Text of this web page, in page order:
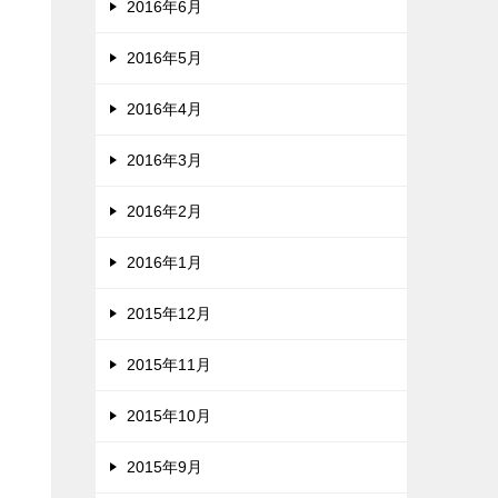
2016年6月
2016年5月
2016年4月
2016年3月
2016年2月
2016年1月
2015年12月
2015年11月
2015年10月
2015年9月